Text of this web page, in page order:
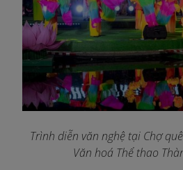
Trình diễn văn nghệ tại Chợ
Văn hoá Thể thao